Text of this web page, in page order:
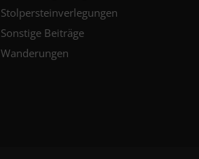
Stolpersteinverlegungen
Sonstige Beiträge
Wanderungen